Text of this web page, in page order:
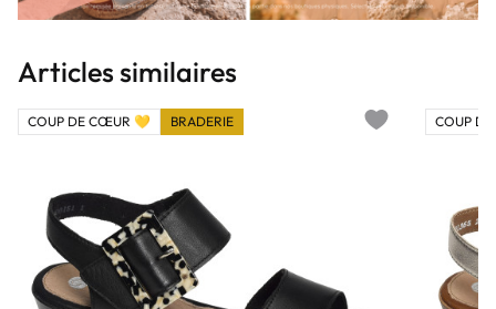
Articles similaires
COUP DE CŒUR 💛 BRADERIE COUP